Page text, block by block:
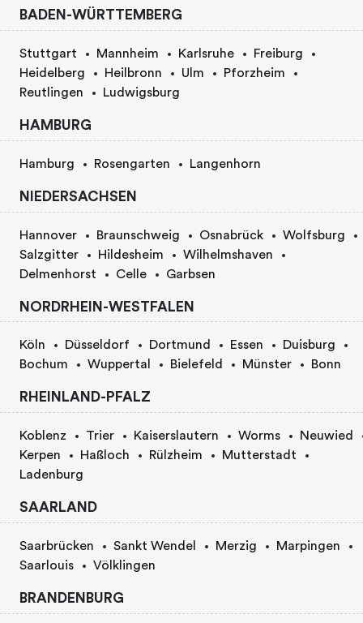
BADEN-WÜRTTEMBERG
Stuttgart Mannheim Karlsruhe
Freiburg
Heidelberg
Heilbronn Ulm
Pforzheim
Reutlingen
Ludwigsburg
HAMBURG
Hamburg Rosengarten Langenhorn
NIEDERSACHSEN
Hannover Braunschweig Osnabrück
Wolfsburg
Salzgitter
Hildesheim
Wilhelmshaven
Delmenhorst
Celle Garbsen
NORDRHEIN-WESTFALEN
Köln Düsseldorf Dortmund Essen
Duisburg
Bochum
Wuppertal Bielefeld Münster Bonn
RHEINLAND-PFALZ
Koblenz Trier Kaiserslautern Worms
Neuwied
Kerpen
Haßloch Rülzheim
Mutterstadt
Ladenburg
SAARLAND
Saarbrücken Sankt Wendel Merzig
Marpingen
Saarlouis
Völklingen
BRANDENBURG